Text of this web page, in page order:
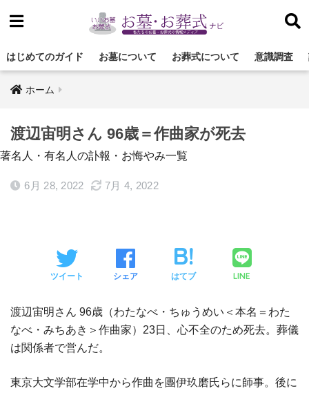
はじめてのガイド お墓について お葬式について 意識調査
ホーム
渡辺宙明さん 96歳＝作曲家が死去
著名人・有名人の訃報・お悔やみ一覧
6月 28, 2022 7月 4, 2022
ツイート シェア はてブ LINE
渡辺宙明さん 96歳（わたなべ・ちゅうめい＜本名＝わた
なべ・みちあき＞作曲家）23日、心不全のため死去。葬儀
は関係者で営んだ。
東京大文学部在学中から作曲を團伊玖磨氏らに師事。後に